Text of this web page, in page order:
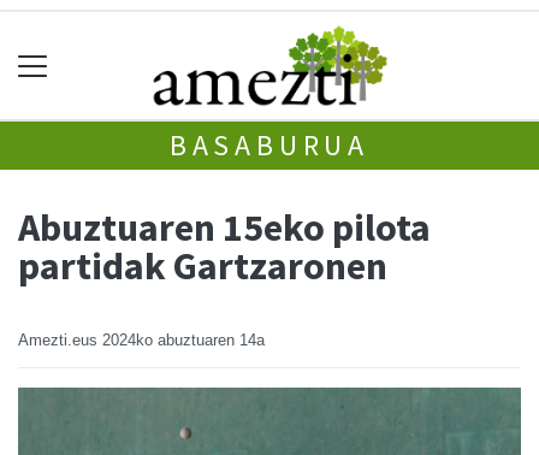
BASABURUA
Abuztuaren 15eko pilota
partidak Gartzaronen
Amezti.eus 2024ko abuztuaren 14a